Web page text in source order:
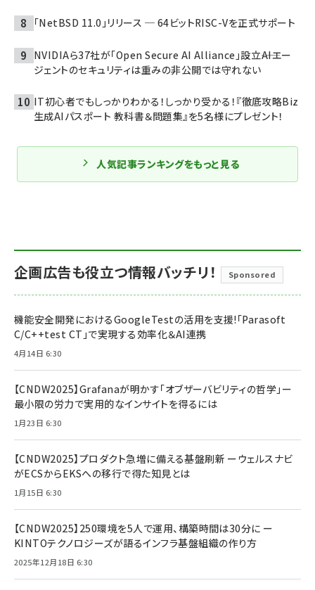
「NetBSD 11.0」リリース ─ 64ビットRISC-Vを正式サポート
NVIDIAら37社が「Open Secure AI Alliance」設立――AIエー
ジェントのセキュリティは重みの非公開では守れない
IT初心者でもしっかりわかる！しっかり受かる！『徹底攻略Biz
生成AIパスポート 教科書＆問題集』を5名様にプレゼント！
人気記事ランキングをもっと見る
企画広告も役立つ情報バッチリ！ Sponsored
機能安全開発におけるGoogleTestの活用を支援!「Parasoft
C/C++test CT」で実現する効率化＆AI連携
4月14日 6:30
【CNDW2025】Grafanaが明かす「オブザーバビリティの哲学」ー
最小限の労力で実用的なインサイトを得るには
1月23日 6:30
【CNDW2025】プロダクト急増に備える基盤刷新 ーウェルスナビ
がECSからEKSへの移行で得た知見とは
1月15日 6:30
【CNDW2025】250環境を5人で運用、構築時間は30分に ー
KINTOテクノロジーズが語るインフラ基盤組織の作り方
2025年12月18日 6:30